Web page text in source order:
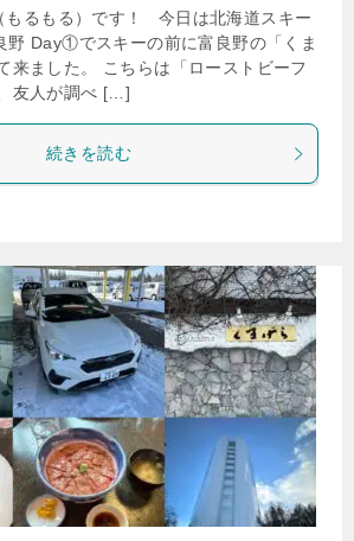
もるもる）です！ 今日は北海道スキー
野 Day①でスキーの前に富良野の「くま
来ました。 こちらは「ローストビーフ
友人が調べ […]
続きを読む